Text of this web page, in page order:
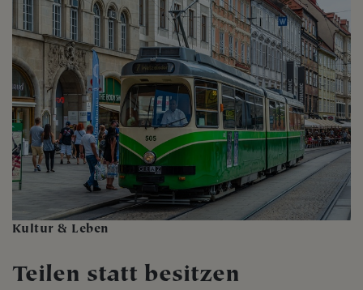
Kultur & Leben
Teilen statt besitzen